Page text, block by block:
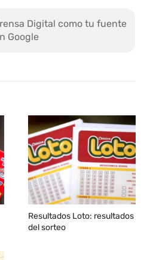
Digital como tu fuente
Google
Resultados Loto: resultados
del sorteo